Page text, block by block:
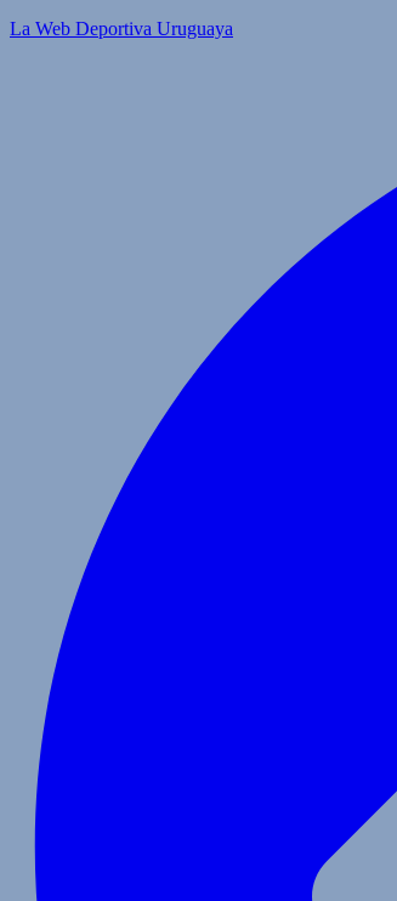
La Web Deportiva Uruguaya